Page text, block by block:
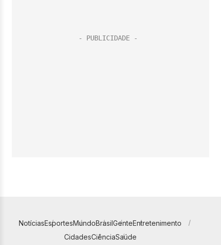
NotíciasEsportesMundoBrasilGenteEntretenimento
CidadesCiênciaSaúde